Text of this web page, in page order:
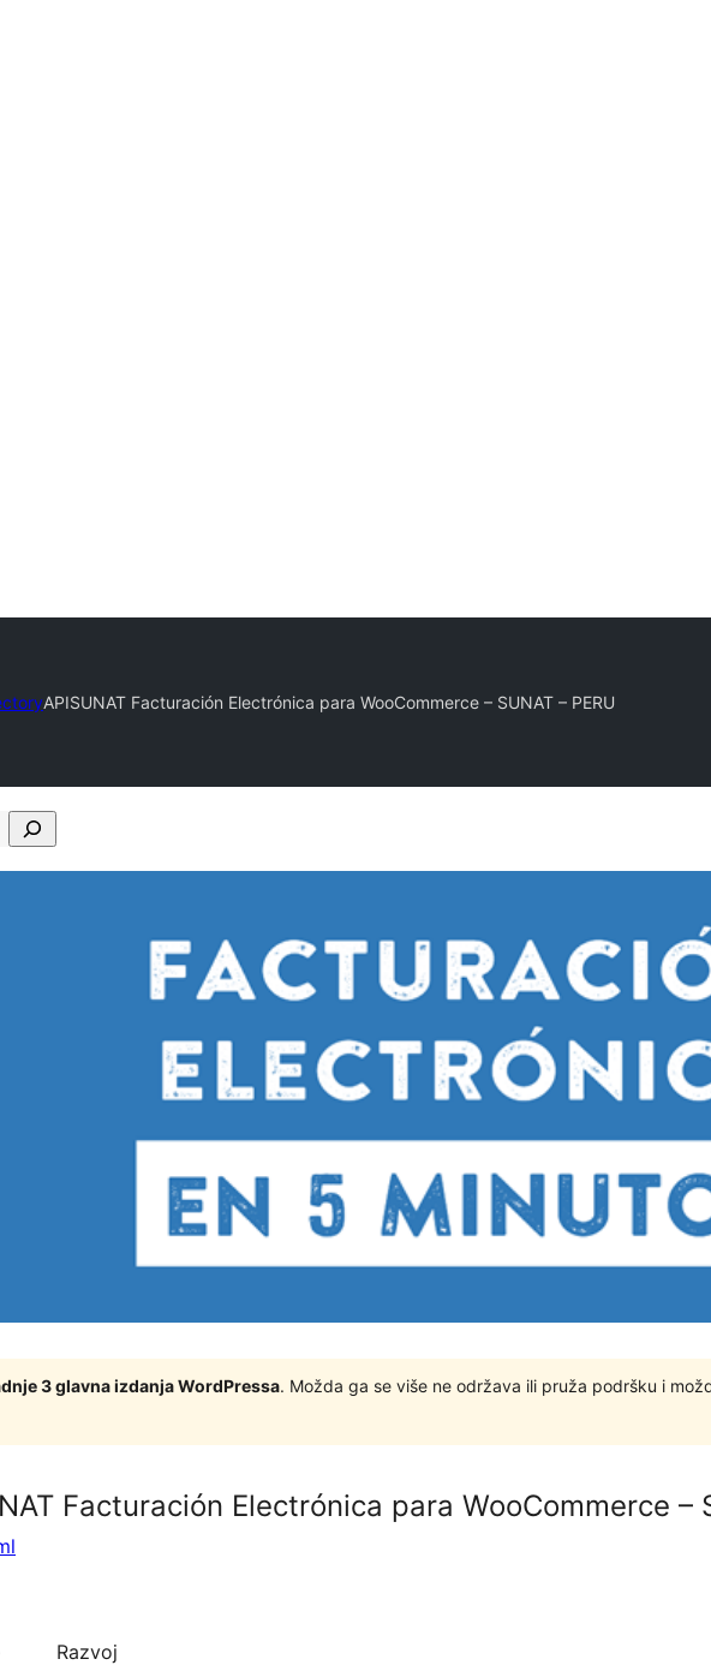
APISUNAT Facturación Electrónica para WooCommerce – SUNAT – PERU
3 glavna izdanja WordPressa. Možda ga se više ne održava ili pruža podršku i
Facturación Electrónica para WooCommerce –
Razvoj